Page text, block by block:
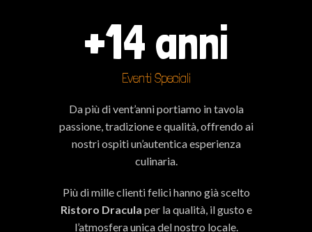
Eventi Speciali
+14 anni
Da più di vent’anni portiamo in tavola
passione, tradizione e qualità, offrendo ai
nostri ospiti un’autentica esperienza
culinaria.
Più di mille clienti felici hanno già scelto
Ristoro Dracula per la qualità, il gusto e
l’atmosfera unica del nostro locale.